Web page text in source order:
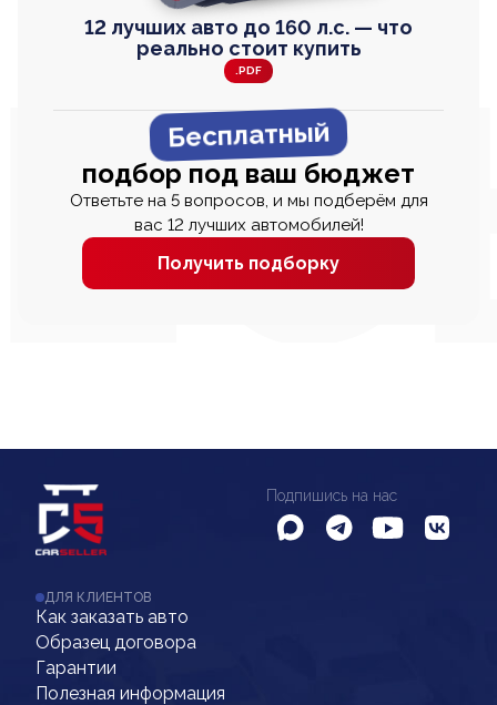
12 лучших авто до 160 л.с. — что
реально стоит купить
.PDF
Бесплатный
подбор под ваш бюджет
Ответьте на 5 вопросов, и мы подберём для
вас 12 лучших автомобилей!
Получить подборку
Подпишись на нас
ДЛЯ КЛИЕНТОВ
Как заказать авто
Образец договора
Гарантии
Полезная информация